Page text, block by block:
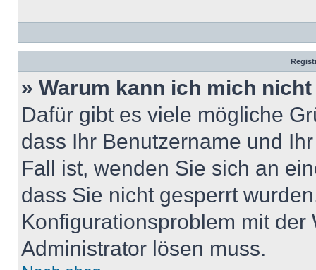
» Warum kann ich mich
Dafür gibt es viele mögliche
dass Ihr Benutzername und
Fall ist, wenden Sie sich an
dass Sie nicht gesperrt
Konfigurationsproblem mit
Administrator lösen muss.